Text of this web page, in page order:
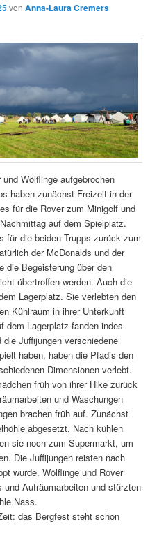
vonAnna-Laura Cremers
Wölflinge aufgebrochen
haben zunächst Freizeit in der
für die Rover zum Minigolf und
auf dem Spielplatz.
für die beiden Trupps zurück zum
der McDonalds und der
die Begeisterung über den
übertroffen werden. Auch die
Lagerplatz. Sie verlebten den
Kühlraum in ihrer Unterkunft
dem Lagerplatz fanden indes
Juffijungen verschiedene
haben, haben die Pfadis den
Dimensionen verlebt.
früh von ihrer Hike zurück
und Waschungen
brachen früh auf. Zunächst
abgesetzt. Nach kühlen
sie noch zum Supermarkt, um
Die Juffijungen reisten nach
wurde. Wölflinge und Rover
und Aufräumarbeiten und stürzten
Nass.
das Bergfest steht schon